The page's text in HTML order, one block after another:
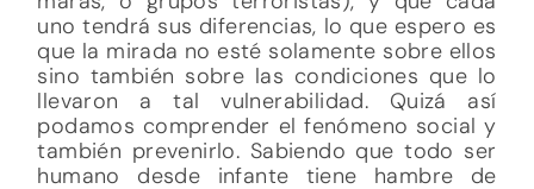
uno tendrá sus diferencias, lo que espero es
que la mirada no esté solamente sobre ellos
sino también sobre las condiciones que lo
llevaron a tal vulnerabilidad. Quizá así
podamos comprender el fenómeno social y
también prevenirlo. Sabiendo que todo ser
humano desde infante tiene hambre de